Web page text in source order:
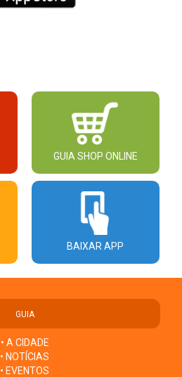
GUIA SHOP ONLINE
BAIXAR APP
GUIA
• A CIDADE
• NOTÍCIAS
• EVENTOS